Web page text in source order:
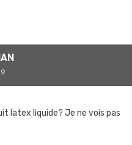
latex liquide? Je ne vois pas